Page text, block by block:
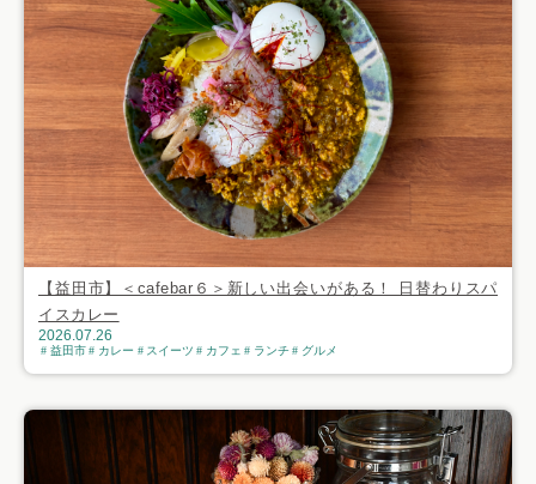
【益田市】＜cafebar６＞新しい出会いがある！ 日替わりスパ
イスカレー
2026.07.26
益田市 カレー スイーツ カフェ ランチ グルメ